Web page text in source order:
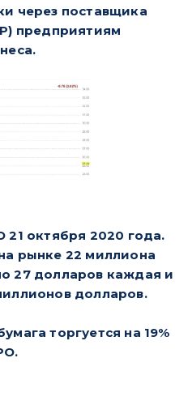
через поставщика
предприятиям
октября 2020 года.
рынке 22 миллиона
27 долларов каждая и
долларов.
торгуется на 19%